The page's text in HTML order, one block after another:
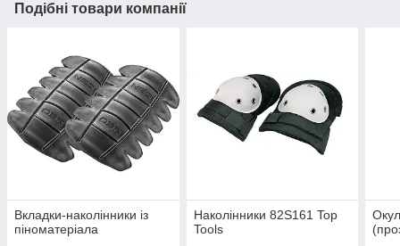
Подібні товари компанії
Вкладки-наколінники із
піноматеріала
Наколінники 82S161 Top
Tools